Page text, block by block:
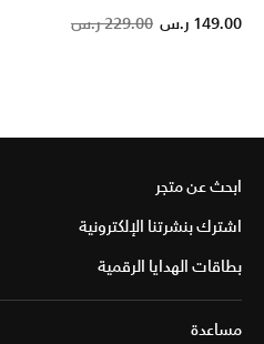
Price 229.00 ر.س to
149.00 ر.س
ابحث عن متجر
اشترك بنشرتنا الإلكترونية
بطاقات الهدايا الرقمية
مساعدة